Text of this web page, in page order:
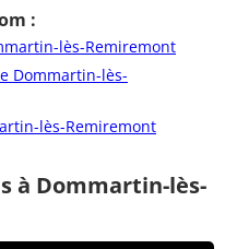
:
lès-Remiremont
Dommartin-lès-
lès-Remiremont
à Dommartin-lès-